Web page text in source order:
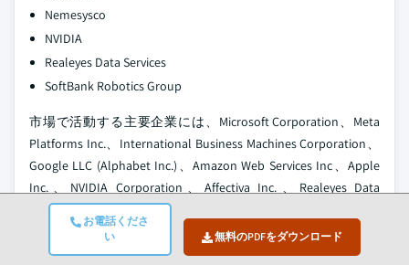
お電話くださ
い
無料のPDFをダウンロード
Nemesysco
NVIDIA
Realeyes Data Services
SoftBank Robotics Group
市場で活動する主要企業には、Microsoft Corporation、Meta
Platforms Inc.、International Business Machines Corporation、
Google LLC (Alphabet Inc.)、Amazon Web Services Inc、Apple
Inc.、NVIDIA Corporation、Affectiva Inc.、Realeyes Data
Services、audEERING GmbH、Eyesight Technologies Ltd、
Kairos AR Inc.、SoftBank Robotics Group Corp、Element
Human Ltd、Nemesysco Ltdが含まれます。これらの企業は、